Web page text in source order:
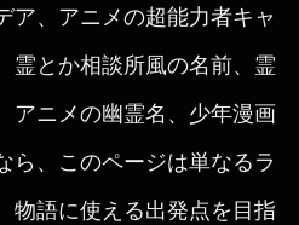
ア、アニメの超能力者キャ
霊とか相談所風の名前、霊
アニメの幽霊名、少年漫画
ら、このページは単なるラ
物語に使える出発点を目指